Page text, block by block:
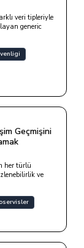
veri tipleriyle
generic
Geçmişini
her türlü
ve